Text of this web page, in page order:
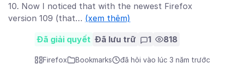
10. Now I noticed that with the newest Firefox
version 109 (that… (xem thêm)
Đã giải quyết Đã lưu trữ 1 818
Firefox Bookmarks
đã hỏi vào lúc 3 năm trước